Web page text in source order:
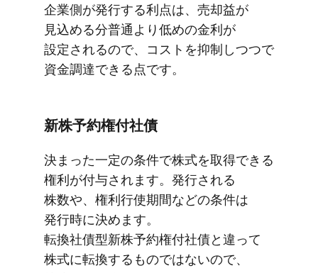
企業側が​発行する​利点は、​売却益が​
見込める​分普通より​低めの​金利が​
設定されるので、​コストを​抑制しつつで​
資金調達できる点です。
新株予約権付社債
決まった​一定の​条件で​株式を​取得できる​
権利が​付与されます。​発行される​
株数や、​権利行使期間などの​条件は​
発行時に​決めます。​
転換社債型新株予約権付社債と​違って​
株式に​転換する​ものではないので、​